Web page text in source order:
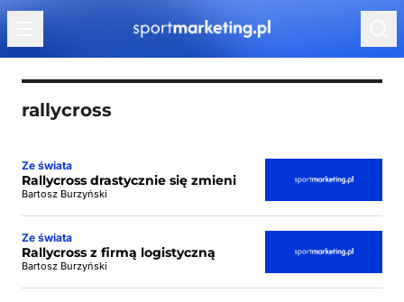
Przejdź do treści
rallycross
Ze świata
Rallycross drastycznie się zmieni
Bartosz Burzyński
Ze świata
Rallycross z firmą logistyczną
Bartosz Burzyński